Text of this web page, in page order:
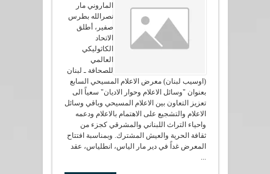
الماروني مار
نصرالله بطرس
صفير، أطلق
الاتحاد
الكاثوليكي
العالمي
للصحافة ـ لبنان
(اوسيب لبنان) معرض الاعلام المسيحي السابع
بعنوان "وسائل الاعلام وحوار الاديان" سعياً الى
تعزيز التعاون بين الاعلام المسيحي وباقي وسائل
الاعلام والتشجيع على الاهتمام بالاعلام ودعمه
واحياء التراث اللبناني والمشرقي كجزء من
ثقافة الحرية والعيش المشترك. وبمناسبة افتتاح
المعرض غداً في دير مار الياس، انطلياس، عقد
...